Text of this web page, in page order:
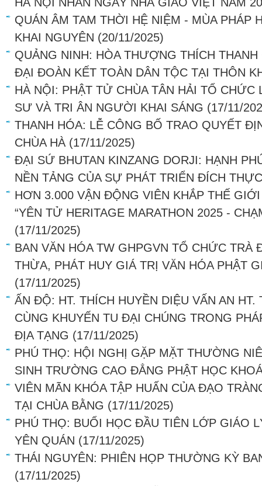
QUÁN ÂM TAM THỜI HỆ NIỆM - MÙA PHÁP
KHAI NGUYÊN (20/11/2025)
QUẢNG NINH: HÒA THƯỢNG THÍCH
ĐẠI ĐOÀN KẾT TOÀN DÂN TỘC TẠI THÔN
HÀ NỘI: PHẬT TỬ CHÙA TÂN HẢI TỔ
SƯ VÀ TRI ÂN NGƯỜI KHAI SÁNG (17/11/
THANH HÓA: LỄ CÔNG BỐ TRAO QUYẾT
CHÙA HÀ (17/11/2025)
ĐẠI SỨ BHUTAN KINZANG DORJI: HẠNH
NỀN TẢNG CỦA SỰ PHÁT TRIỂN ĐÍCH THỰC
HƠN 3.000 VẬN ĐỘNG VIÊN KHẮP THẾ
“YÊN TỬ HERITAGE MARATHON 2025 -
(17/11/2025)
BAN VĂN HÓA TW GHPGVN TỔ CHỨC TRÀ
THỪA, PHÁT HUY GIÁ TRỊ VĂN HÓA PHẬT
(17/11/2025)
ẤN ĐỘ: HT. THÍCH HUYỀN DIỆU VẤN AN HT.
CÙNG KHUYẾN TU ĐẠI CHÚNG TRONG
ĐỊA TẠNG (17/11/2025)
PHÚ THỌ: HỘI NGHỊ GẶP MẶT THƯỜNG
SINH TRƯỜNG CAO ĐẲNG PHẬT HỌC
VIÊN MÃN KHÓA TẬP HUẤN CỦA ĐẠO
TẠI CHÙA BẰNG (17/11/2025)
PHÚ THỌ: BUỔI HỌC ĐẦU TIÊN LỚP GIÁO
YÊN QUÁN (17/11/2025)
THÁI NGUYÊN: PHIÊN HỌP THƯỜNG KỲ
(17/11/2025)